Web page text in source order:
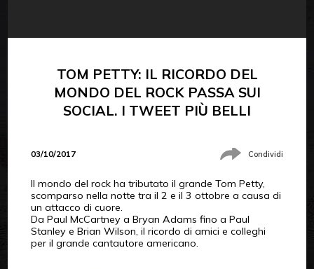
TOM PETTY: IL RICORDO DEL
MONDO DEL ROCK PASSA SUI
SOCIAL. I TWEET PIÙ BELLI
03/10/2017 Condividi
Il mondo del rock ha tributato il grande Tom Petty,
scomparso nella notte tra il 2 e il 3 ottobre a causa di
un attacco di cuore.
Da Paul McCartney a Bryan Adams fino a Paul
Stanley e Brian Wilson, il ricordo di amici e colleghi
per il grande cantautore americano.